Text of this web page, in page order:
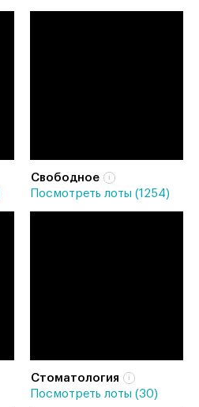
Свободное
Посмотреть лоты (1254)
Стоматология
Посмотреть лоты (30)